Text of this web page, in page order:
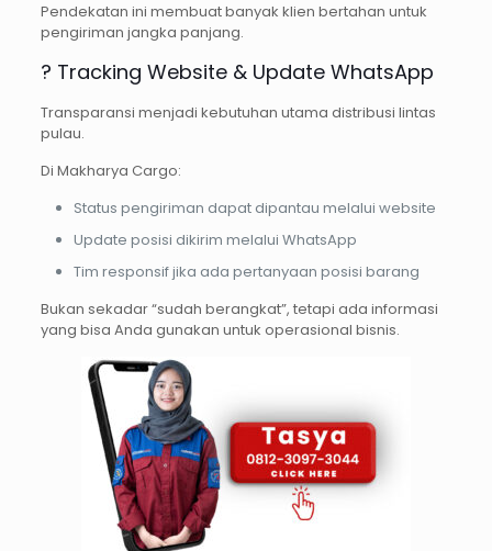
Pendekatan ini membuat banyak klien bertahan untuk
pengiriman jangka panjang.
? Tracking Website & Update WhatsApp
Transparansi menjadi kebutuhan utama distribusi lintas
pulau.
Di Makharya Cargo:
Status pengiriman dapat dipantau melalui website
Update posisi dikirim melalui WhatsApp
Tim responsif jika ada pertanyaan posisi barang
Bukan sekadar “sudah berangkat”, tetapi ada informasi
yang bisa Anda gunakan untuk operasional bisnis.